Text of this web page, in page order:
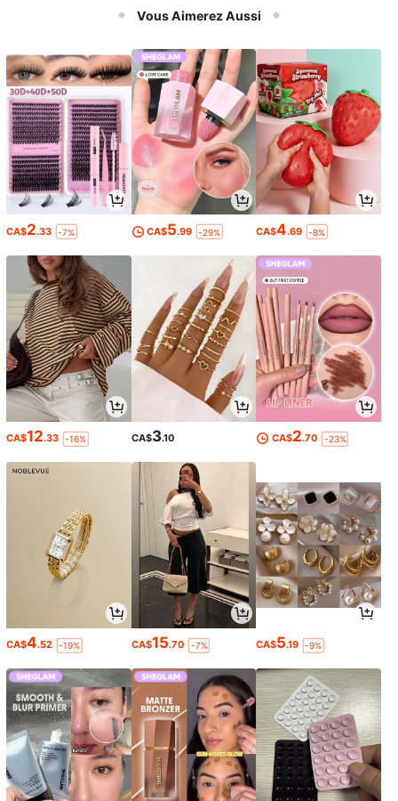
Vous Aimerez Aussi
CA$2.33 -7% CA$5.99 -29% CA$4.69 -8%
CA$12.33 -16% CA$3.10 CA$2.70 -23%
CA$4.52 -19% CA$15.70 -7% CA$5.19 -9%